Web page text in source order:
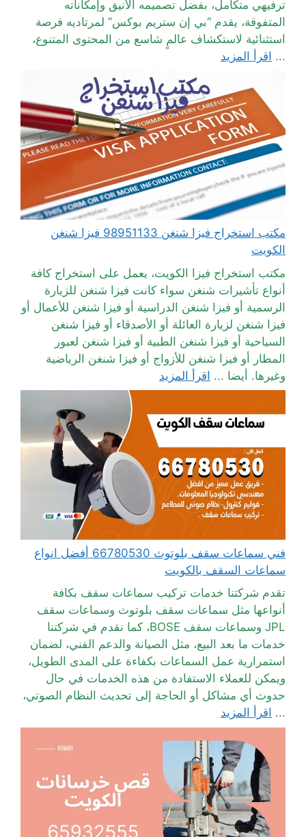
ترفيهي متكامل، بفضل تصميمه الأنيق وإمكاناته
المتفوقة، يقدم “بي إن ستريم بوكس” لمرتاديه فرصة
استثنائية لاستكشاف عالمٍ شاسع من المحتوى المتنوع،
... اقرأ المزيد
مكتب استخراج فيزا شنغن 98951133 فيزا شنغن
الكويت
مكتب استخراج فيزا الكويت، يعمل على استخراج كافة
أنواع تأشيرات شنغن سواء كانت فيزا شنغن للزيارة
الرسمية أو فيزا شنغن الدراسية أو فيزا شنغن للأعمال أو
فيزا شنغن لزيارة العائلة أو الأصدقاء أو فيزا شنغن
السياحية أو فيزا شنغن الطبية أو فيزا شنغن لعبور
المطار أو فيزا شنغن للأزواج أو فيزا شنغن الرياضية
وغيرها. أيضا ... اقرأ المزيد
فني سماعات سقف بلوتوث 66780530 أفضل انواع
سماعات السقف بالكويت
تقدم شركتنا خدمات تركيب سماعات سقف بكافة
أنواعها مثل سماعات سقف بلوتوث وسماعات سقف
JPL وسماعات سقف BOSE، كما نقدم في شركتنا
خدمات ما بعد البيع، مثل الصيانة والدعم الفني، لضمان
استمرارية عمل السماعات بكفاءة على المدى الطويل،
ويمكن للعملاء الاستفادة من هذه الخدمات في حال
حدوث أي مشاكل أو الحاجة إلى تحديث النظام الصوتي،
... اقرأ المزيد